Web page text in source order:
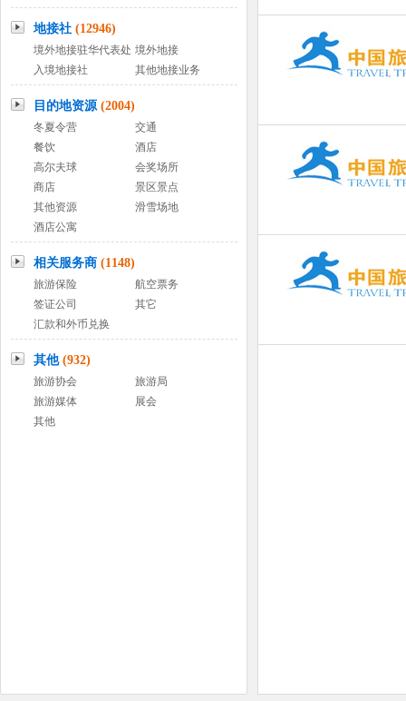
地接社 (12946)
境外地接驻华代表处 境外地接
入境地接社
其他地接业务
目的地资源 (2004)
冬夏令营
交通
餐饮
酒店
高尔夫球
会奖场所
商店
景区景点
其他资源
滑雪场地
酒店公寓
相关服务商 (1148)
旅游保险
航空票务
签证公司
其它
汇款和外币兑换
其他 (932)
旅游协会
旅游局
旅游媒体
展会
其他